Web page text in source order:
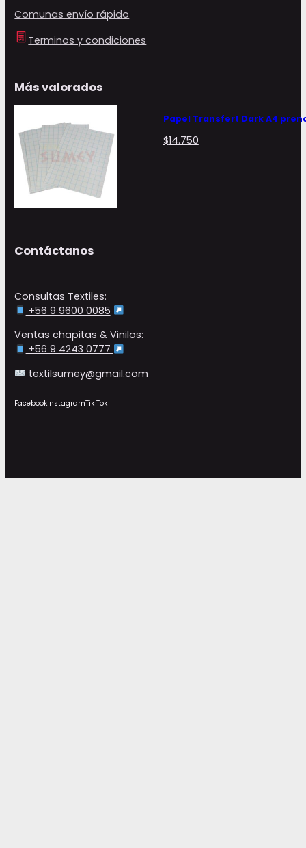
Comunas envío rápido
Terminos y condiciones
Más valorados
Papel Transfert Dark A4
$14.750
Contáctanos
Consultas Textiles:
+56 9 9600 0085
Ventas chapitas & Vinilos:
+56 9 4243 0777
textilsumey@gmail.com
FacebookInstagramTik Tok